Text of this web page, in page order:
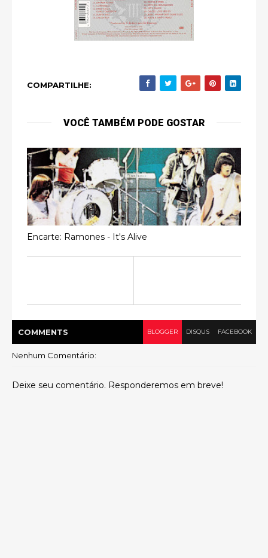
COMPARTILHE:
VOCÊ TAMBÉM PODE GOSTAR
Encarte: Ramones - It's Alive
COMMENTS BLOGGER DISQUS FACEBOOK
Nenhum Comentário:
Deixe seu comentário. Responderemos em breve!